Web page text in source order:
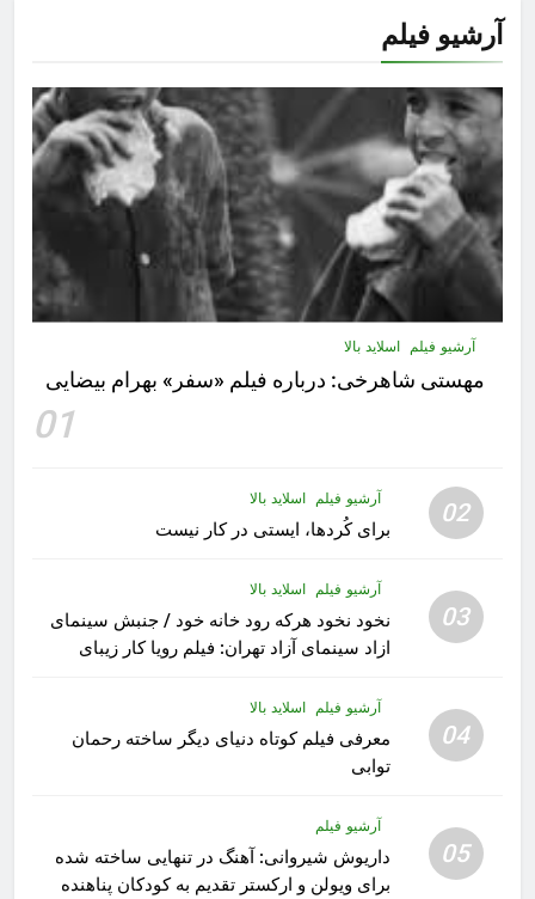
آرشیو فیلم
آرشیو فیلم اسلاید بالا
مهستى شاهرخى:‌ درباره فيلم «سفر» بهرام بیضایی
01
02 آرشیو فیلم اسلاید بالا
برای کُردها، ایستی در کار نیست
03
آرشیو فیلم اسلاید بالا
نخود نخود هرکه رود خانه خود / جنبش سینمای
ازاد سینمای آزاد تهران: فیلم رویا کار زیبای
04
آرشیو فیلم اسلاید بالا
معرفی فیلم کوتاه دنیای دیگر ساخته رحمان
توابی
05
آرشیو فیلم
داریوش شیروانی: آهنگ در تنهایی ساخته شده
برای ویولن و ارکستر تقدیم به کودکان پناهنده